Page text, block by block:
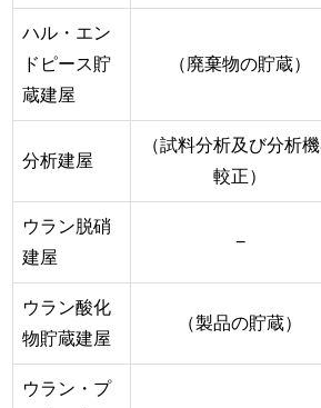
ハル・エン
ドピース貯
蔵建屋
（廃棄物の貯蔵）
分析建屋
（試料分析及び分析
較正）
ウラン脱硝
建屋
−
ウラン酸化
物貯蔵建屋
（製品の貯蔵）
ウラン・プ